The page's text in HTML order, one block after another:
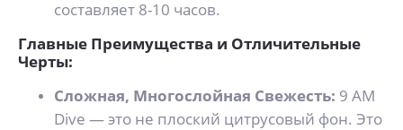
составляет 8-10 часов.
Главные Преимущества и Отличительные
Черты:
Сложная, Многослойная Свежесть: 9 AM
Dive — это не плоский цитрусовый фон. Это